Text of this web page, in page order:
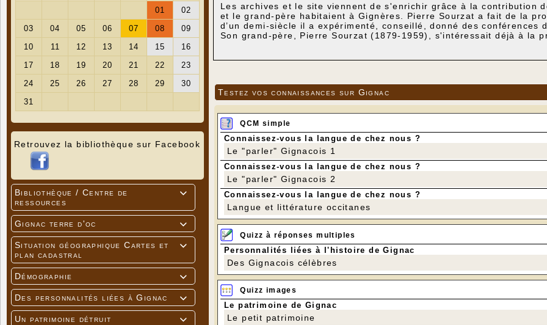
Retrouvez la bibliothèque sur Facebook

Bibliothèque / Centre de
ressources

Gignac terre d'oc

Situation géographique Cartes et
plan cadastral

Démographie

Des personnalités liées à Gignac

Un patrimoine détruit
Les archives et le site viennent de s'enrichir grâce à la contribution
et le grand-père habitaient à Gignères. Pierre Sourzat a fait de la
d’un demi-siècle il a expérimenté, conseillé, donné des conférences
Son grand-père, Pierre Sourzat(1879-1959), s'intéressait déjà à la
Testez vos connaissances sur Gignac
QCM simple
Connaissez-vous la langue de chez nous ?
Le "parler" Gignacois 1
Connaissez-vous la langue de chez nous ?
Le "parler" Gignacois 2
Connaissez-vous la langue de chez nous ?
Langue et littérature occitanes
Quizz à réponses multiples
Personnalités liées à l'histoire de Gignac
Des Gignacois célèbres
Quizz images
Le patrimoine de Gignac
Le petit patrimoine